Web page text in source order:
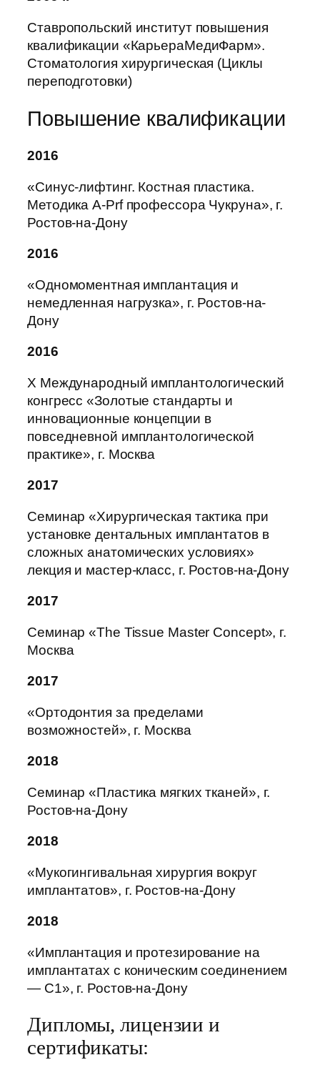
Ставропольский институт повышения
квалификации «КарьераМедиФарм».
Стоматология хирургическая (Циклы
переподготовки)
Повышение квалификации
2016
«Синус-лифтинг. Костная пластика.
Методика A-Prf профессора Чукруна», г.
Ростов-на-Дону
2016
«Одномоментная имплантация и
немедленная нагрузка», г. Ростов-на-
Дону
2016
X Международный имплантологический
конгресс «Золотые стандарты и
инновационные концепции в
повседневной имплантологической
практике», г. Москва
2017
Семинар «Хирургическая тактика при
установке дентальных имплантатов в
сложных анатомических условиях»
лекция и мастер-класс, г. Ростов-на-Дону
2017
Семинар «The Tissue Master Concept», г.
Москва
2017
«Ортодонтия за пределами
возможностей», г. Москва
2018
Семинар «Пластика мягких тканей», г.
Ростов-на-Дону
2018
«Мукогингивальная хирургия вокруг
имплантатов», г. Ростов-на-Дону
2018
«Имплантация и протезирование на
имплантатах с коническим соединением
— C1», г. Ростов-на-Дону
Дипломы, лицензии и
сертификаты: